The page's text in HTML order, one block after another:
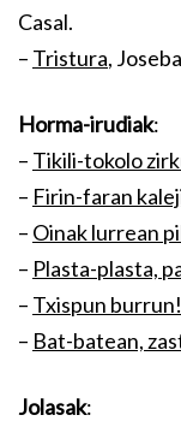
Casal.
– Tristura,
Horma-irudiak:
– Tikili-tokolo
– Firin-faran
– Oinak lurrean
– Plasta-plasta,
– Txispun burrun!
– Bat-batean,
Jolasak: